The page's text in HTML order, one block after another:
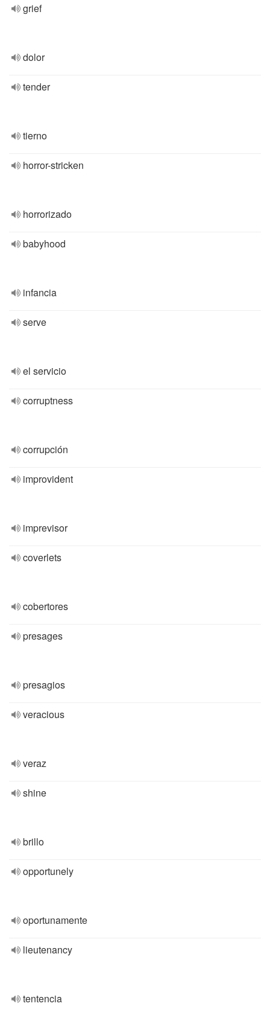
grief
dolor
tender
tierno
horror-stricken
horrorizado
babyhood
infancia
serve
el servicio
corruptness
corrupción
improvident
imprevisor
coverlets
cobertores
presages
presagios
veracious
veraz
shine
brillo
opportunely
oportunamente
lieutenancy
tentencia